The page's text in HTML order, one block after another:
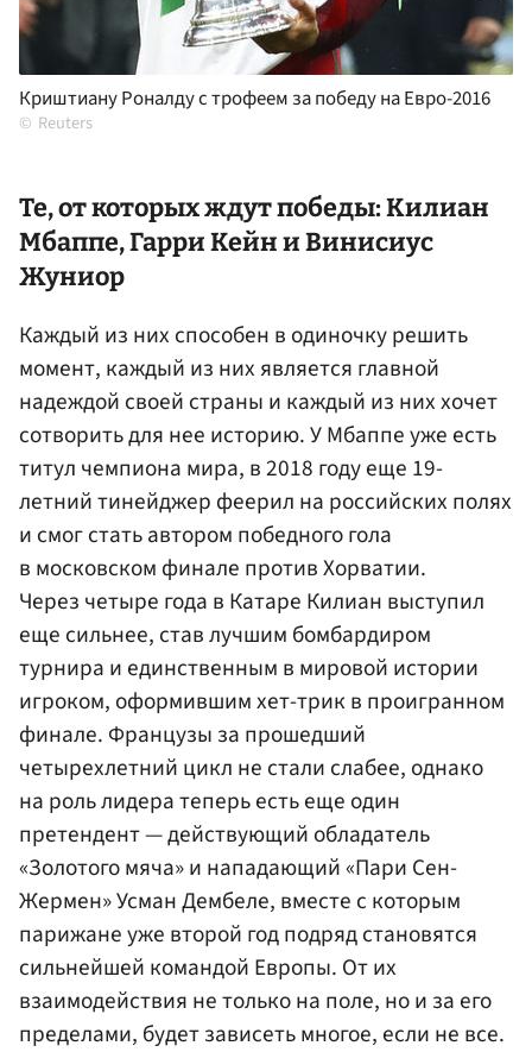
Криштиану Роналду с трофеем за победу на Евро-2016
Reuters
Те, от которых ждут победы: Килиан
Мбаппе, Гарри Кейн и Винисиус
Жуниор
Каждый из них способен в одиночку решить
момент, каждый из них является главной
надеждой своей страны и каждый из них хочет
сотворить для нее историю. У Мбаппе уже есть
титул чемпиона мира, в 2018 году еще 19-
летний тинейджер феерил на российских полях
и смог стать автором победного гола
в московском финале против Хорватии.
Через четыре года в Катаре Килиан выступил
еще сильнее, став лучшим бомбардиром
турнира и единственным в мировой истории
игроком, оформившим хет-трик в проигранном
финале. Французы за прошедший
четырехлетний цикл не стали слабее, однако
на роль лидера теперь есть еще один
претендент — действующий обладатель
«Золотого мяча» и нападающий «Пари Сен-
Жермен» Усман Дембеле, вместе с которым
парижане уже второй год подряд становятся
сильнейшей командой Европы. От их
взаимодействия не только на поле, но и за его
пределами, будет зависеть многое, если не все.